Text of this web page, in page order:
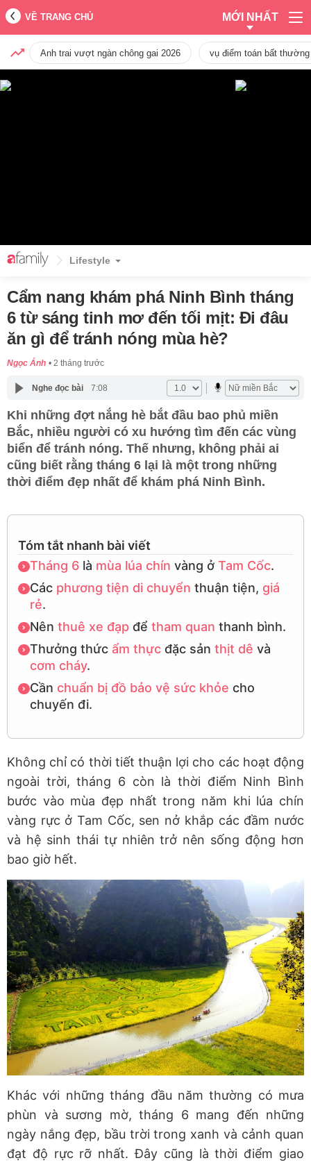
VỀ TRANG CHỦ MỚI NHẤT
Anh trai vượt ngàn chông gai 2026 vụ điểm toán bất
Lifestyle
Cẩm nang khám phá Ninh Bình tháng
6 từ sáng tinh mơ đến tối mịt: Đi đâu
ăn gì để tránh nóng mùa hè?
Ngọc Ánh 2 tháng trước
Nghe đọc bài 7:08
Khi những đợt nắng hè bắt đầu bao phủ miền
Bắc, nhiều người có xu hướng tìm đến các vùng
biển để tránh nóng. Thế nhưng, không phải ai
cũng biết rằng tháng 6 lại là một trong những
thời điểm đẹp nhất để khám phá Ninh Bình.
Tóm tắt nhanh bài viết
Tháng 6là mùa lúa chín vàng ở Tam Cốc.
Các phương tiện di chuyển thuận tiện, giá
rẻ.
Nên thuê xe đạpđể tham quan thanh bình.
Thưởng thức ẩm thựcđặc sản thịt dê và
cơm cháy.
Cần chuẩn bị đồ bảo vệ sức khỏe cho
chuyến đi.
Không chỉ có thời tiết thuận lợi cho các hoạt động
ngoài trời, tháng 6 còn là thời điểm Ninh Bình
bước vào mùa đẹp nhất trong năm khi lúa chín
vàng rực ở Tam Cốc, sen nở khắp các đầm nước
và hệ sinh thái tự nhiên trở nên sống động hơn
bao giờ hết.
Khác với những tháng đầu năm thường có mưa
phùn và sương mờ, tháng 6 mang đến những
ngày nắng đẹp, bầu trời trong xanh và cảnh quan
đạt độ rực rỡ nhất. Đây cũng là thời điểm giao